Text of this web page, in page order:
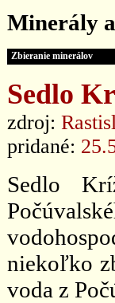
Minerály
Zbieranie minerálov
Sedlo
zdroj:
pridané:
Sedlo
niekoľko
voda z